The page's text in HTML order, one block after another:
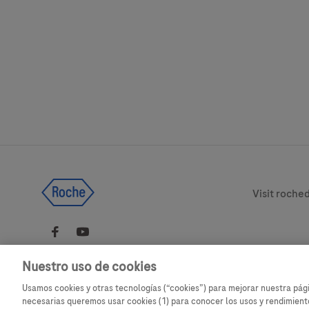
Legal &
Visit
Este sitio web contiene información sobre productos que está dirigida a
Nuestro uso de cookies
Usamos cookies y otras tecnologías (“cookies”) para mejorar nuestra
necesarias queremos usar cookies (1) para conocer los usos y